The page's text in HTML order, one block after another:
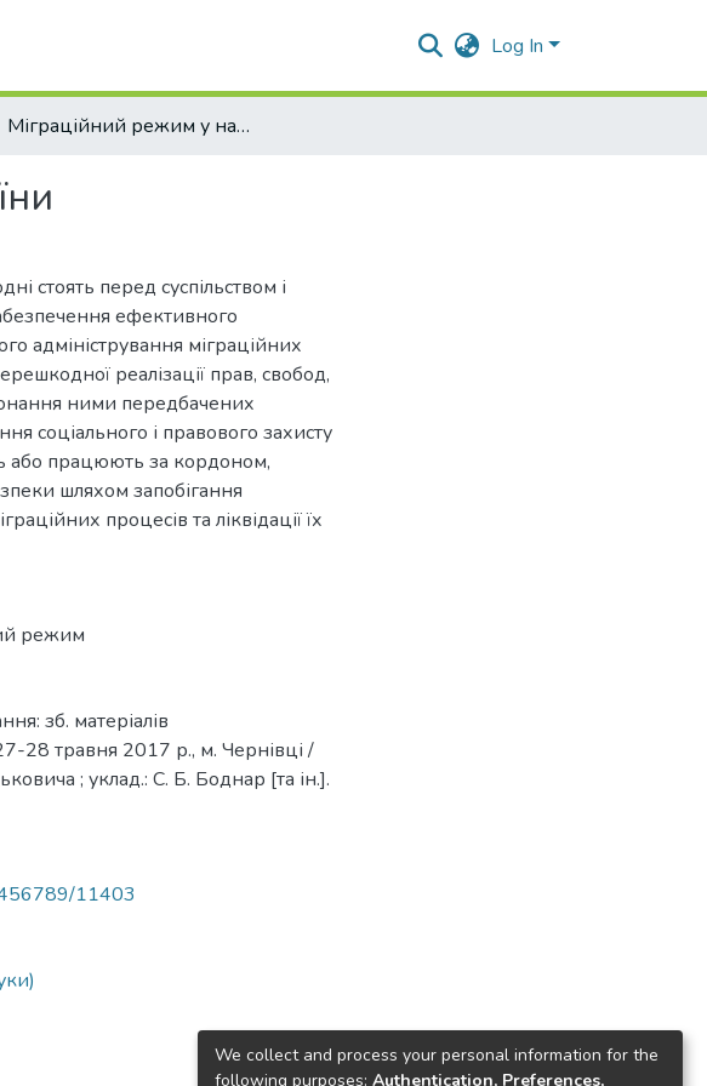
Log In
Міграційний режим у науковій думці України
стоять перед суспільством і
ефективного
адміністрування міграційних
реалізації прав, свобод,
ними передбачених
соціального і правового захисту
або працюють за кордоном,
шляхом запобігання
процесів та ліквідації їх
режим
зб. матеріалів
28 травня 2017 р., м. Чернівці /
; уклад.: С. Б. Боднар [та ін.].
11403
We collect and process your personal information for the
following purposes: Authentication, Preferences,